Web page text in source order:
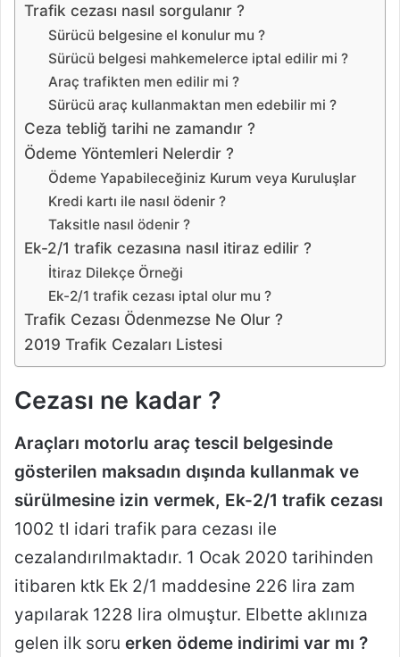
Trafik cezası nasıl sorgulanır ?
Sürücü belgesine el konulur mu ?
Sürücü belgesi mahkemelerce iptal edilir mi ?
Araç trafikten men edilir mi ?
Sürücü araç kullanmaktan men edebilir mi ?
Ceza tebliğ tarihi ne zamandır ?
Ödeme Yöntemleri Nelerdir ?
Ödeme Yapabileceğiniz Kurum veya Kuruluşlar
Kredi kartı ile nasıl ödenir ?
Taksitle nasıl ödenir ?
Ek-2/1 trafik cezasına nasıl itiraz edilir ?
İtiraz Dilekçe Örneği
Ek-2/1 trafik cezası iptal olur mu ?
Trafik Cezası Ödenmezse Ne Olur ?
2019 Trafik Cezaları Listesi
Cezası ne kadar ?
Araçları motorlu araç tescil belgesinde
gösterilen maksadın dışında kullanmak ve
sürülmesine izin vermek, Ek-2/1 trafik cezası
1002 tl idari trafik para cezası ile
cezalandırılmaktadır. 1 Ocak 2020 tarihinden
itibaren ktk Ek 2/1 maddesine 226 lira zam
yapılarak 1228 lira olmuştur. Elbette aklınıza
gelen ilk soru erken ödeme indirimi var mı ?